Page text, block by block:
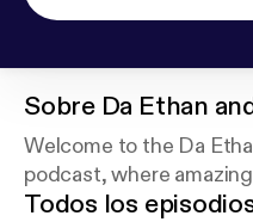
Sobre Da Ethan
Welcome to the Da
podcast, where
Todos los